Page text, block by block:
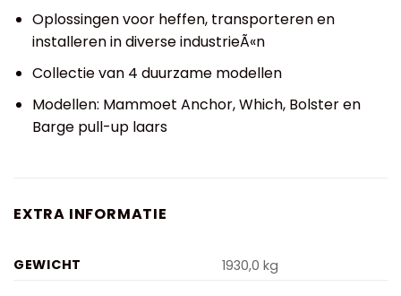
Oplossingen voor heffen, transporteren en
installeren in diverse industrieÃ«n
Collectie van 4 duurzame modellen
Modellen: Mammoet Anchor, Which, Bolster en
Barge pull-up laars
EXTRA INFORMATIE
GEWICHT 1930,0 kg